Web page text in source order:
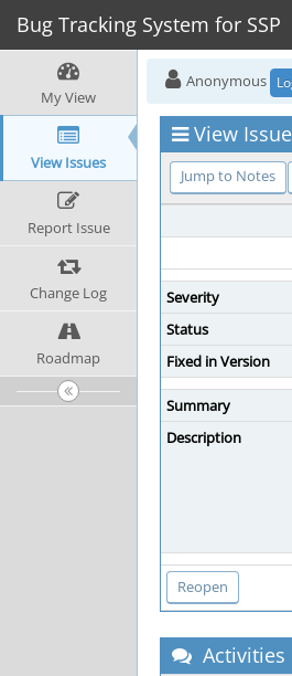
Bug Tracking System for SSP
My View
View Issues
Report Issue
Change Log
Roadmap
Anonymous
View
Jump to Notes
Severity
Status
Fixed in Version
Summary
Description
Activities